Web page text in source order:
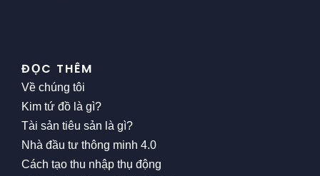
ĐỌC THÊM
Về chúng tôi
Kim tứ đồ là gì?
Tài sản tiêu sản là gì?
Nhà đầu tư thông minh 4.0
Cách tạo thu nhập thụ động